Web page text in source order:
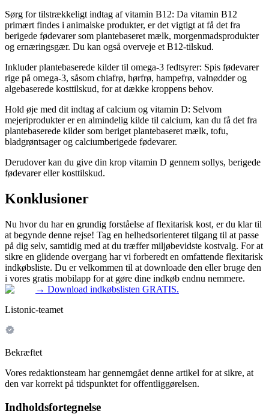
Sørg for tilstrækkeligt indtag af vitamin B12: Da vitamin B12
primært findes i animalske produkter, er det vigtigt at få det fra
berigede fødevarer som plantebaseret mælk, morgenmadsprodukter
og ernæringsgær. Du kan også overveje et B12-tilskud.
Inkluder plantebaserede kilder til omega-3 fedtsyrer: Spis fødevarer
rige på omega-3, såsom chiafrø, hørfrø, hampefrø, valnødder og
algebaserede kosttilskud, for at dække kroppens behov.
Hold øje med dit indtag af calcium og vitamin D: Selvom
mejeriprodukter er en almindelig kilde til calcium, kan du få det fra
plantebaserede kilder som beriget plantebaseret mælk, tofu,
bladgrøntsager og calciumberigede fødevarer.
Derudover kan du give din krop vitamin D gennem sollys, berigede
fødevarer eller kosttilskud.
Konklusioner
Nu hvor du har en grundig forståelse af flexitarisk kost, er du klar til
at begynde denne rejse! Tag en helhedsorienteret tilgang til at passe
på dig selv, samtidig med at du træffer miljøbevidste kostvalg. For at
sikre en glidende overgang har vi forberedt en omfattende flexitarisk
indkøbsliste. Du er velkommen til at downloade den eller bruge den
i vores gratis mobilapp for at gøre dine indkøb endnu nemmere.
→ Download indkøbslisten GRATIS.
Listonic-teamet
Bekræftet
Vores redaktionsteam har gennemgået denne artikel for at sikre, at
den var korrekt på tidspunktet for offentliggørelsen.
Indholdsfortegnelse